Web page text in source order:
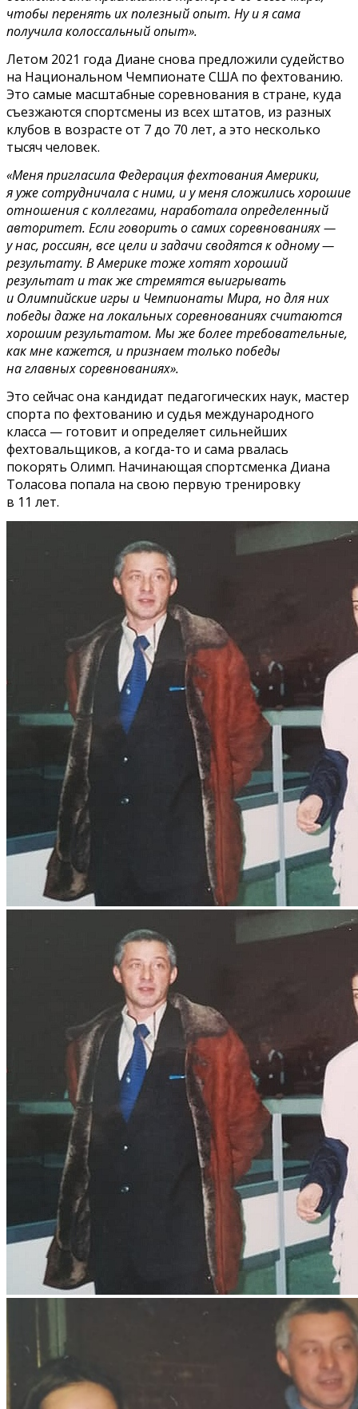
чтобы перенять их полезный опыт. Ну и я сама
получила колоссальный опыт».
Летом 2021 года Диане снова предложили судейство
на Национальном Чемпионате США по фехтованию.
Это самые масштабные соревнования в стране, куда
съезжаются спортсмены из всех штатов, из разных
клубов в возрасте от 7 до 70 лет, а это несколько
тысяч человек.
«Меня пригласила Федерация фехтования Америки,
я уже сотрудничала с ними, и у меня сложились хорошие
отношения с коллегами, наработала определенный
авторитет. Если говорить о самих соревнованиях —
у нас, россиян, все цели и задачи сводятся к одному —
результату. В Америке тоже хотят хороший
результат и так же стремятся выигрывать
и Олимпийские игры и Чемпионаты Мира, но для них
победы даже на локальных соревнованиях считаются
хорошим результатом. Мы же более требовательные,
как мне кажется, и признаем только победы
на главных соревнованиях».
Это сейчас она кандидат педагогических наук, мастер
спорта по фехтованию и судья международного
класса — готовит и определяет сильнейших
фехтовальщиков, а когда-то и сама рвалась
покорять Олимп. Начинающая спортсменка Диана
Толасова попала на свою первую тренировку
в 11 лет.